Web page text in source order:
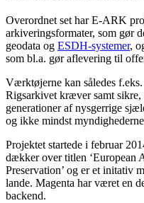
Overordnet set har E-ARK
arkiveringsformater, som gør
geodata og ESDH-systemer,
som bl.a. gør aflevering til
Værktøjerne kan således
Rigsarkivet kræver samt sikre,
generationer af nysgerrige
og ikke mindst
Projektet startede i februar
dækker over titlen ‘European
Preservation’ og er et initativ
lande. Magenta har været en
backend.